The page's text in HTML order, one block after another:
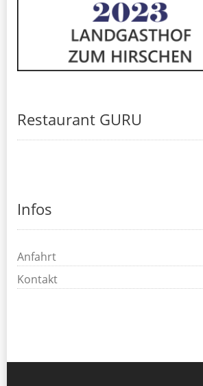
Restaurant GURU
Infos
Anfahrt
Kontakt